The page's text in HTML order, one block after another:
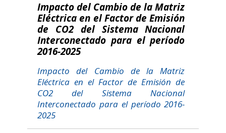
Impacto del Cambio de la Matriz
Eléctrica en el Factor de Emisión
de CO2 del Sistema Nacional
Interconectado para el período
2016-2025
Impacto del Cambio de la Matriz
Eléctrica en el Factor de Emisión de
CO2 del Sistema Nacional
Interconectado para el período 2016-
2025